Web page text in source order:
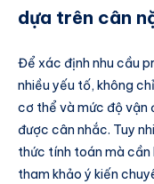
dựa trên cân
Để xác định nhu cầu
nhiều yếu tố, không
cơ thể và mức độ vận
được cân nhắc. Tuy
thức tính toán mà cần
tham khảo ý kiến